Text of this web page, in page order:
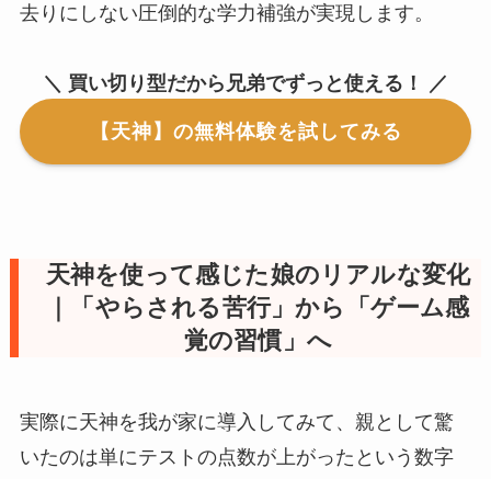
去りにしない圧倒的な学力補強が実現します。
＼ 買い切り型だから兄弟でずっと使える！ ／
【天神】の無料体験を試してみる
天神を使って感じた娘のリアルな変化
｜「やらされる苦行」から「ゲーム感
覚の習慣」へ
実際に天神を我が家に導入してみて、親として驚
いたのは単にテストの点数が上がったという数字